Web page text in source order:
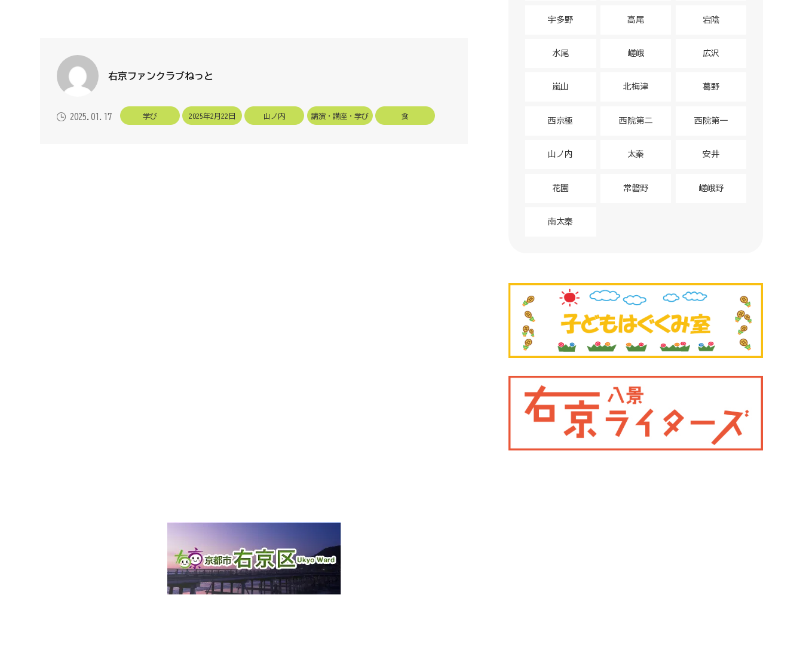
右京ファンクラブねっと
2025.01.17 学び 2025年2月22日 山ノ内 講演・講座・学び 食
宇多野 高尾 宕陰
水尾 嵯峨 広沢
嵐山 北梅津 葛野
西京極 西院第二 西院第一
山ノ内 太秦 安井
花園 常磐野 嵯峨野
南太秦